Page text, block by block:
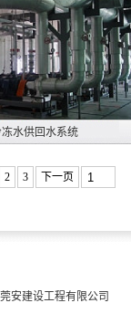
板内部地面处理
水供回水系统
2 3 下一页
安建设工程有限公司